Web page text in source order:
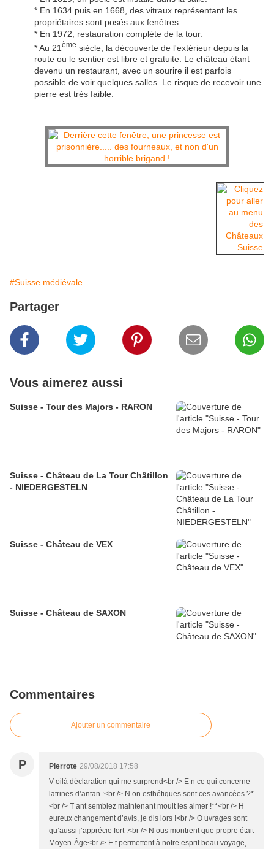
* En 1634 puis en 1668, des vitraux représentant les
propriétaires sont posés aux fenêtres.
* En 1972, restauration complète de la tour.
* Au 21 ème siècle, la découverte de l'extérieur depuis la
route ou le sentier est libre et gratuite. Le château étant
devenu un restaurant, avec un sourire il est parfois
possible de voir quelques salles. Le risque de recevoir une
pierre est très faible.
#Suisse médiévale
Partager
Vous aimerez aussi
Suisse - Tour des Majors - RARON
Suisse - Château de La Tour Châtillon
- NIEDERGESTELN
Suisse - Château de VEX
Suisse - Château de SAXON
Commentaires
Ajouter un commentaire
P Pierrote 29/08/2018 17:58
V oilà déclaration qui me surprend<br /> E n ce qui concerne
latrines d’antan :<br /> N on esthétiques sont ces avancées ?*
<br /> T ant semblez maintenant moult les aimer !**<br /> H
eureux changement d’avis, je dis lors !<br /> O uvrages sont
qu’aussi j’apprécie fort :<br /> N ous montrent que propre était
Moyen-Âge<br /> E t permettent à notre esprit beau voyage,